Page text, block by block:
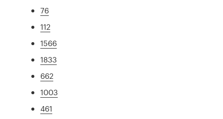
76
112
1566
1833
662
1003
461